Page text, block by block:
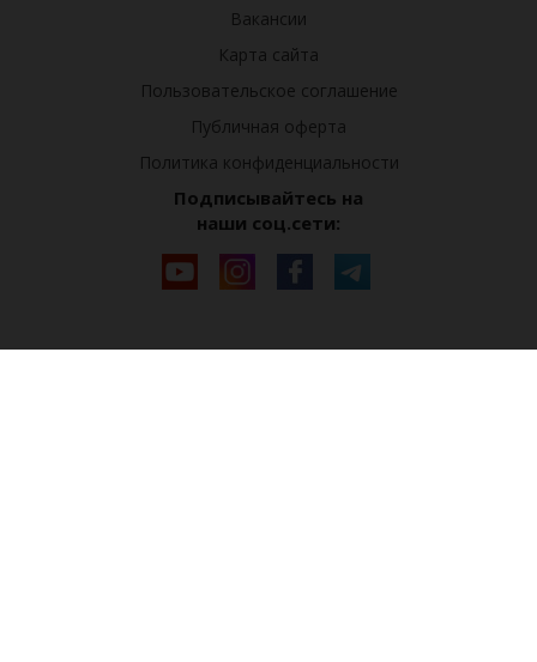
Вакансии
Карта сайта
Пользовательское соглашение
Публичная оферта
Политика конфиденциальности
Подписывайтесь на
наши соц.сети: